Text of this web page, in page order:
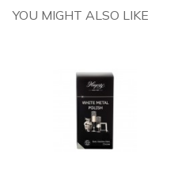
YOU MIGHT ALSO LIKE